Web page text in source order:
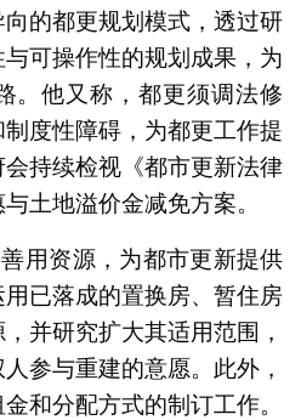
向的都更规划模式，透过研
可操作性的规划成果，为
。他又称，都更须调法修
度性障碍，为都更工作提
持续检视《都市更新法律
土地溢价金减免方案。
用资源，为都市更新提供
已落成的置换房、暂住房
并研究扩大其适用范围，
参与重建的意愿。此外，
和分配方式的制订工作。